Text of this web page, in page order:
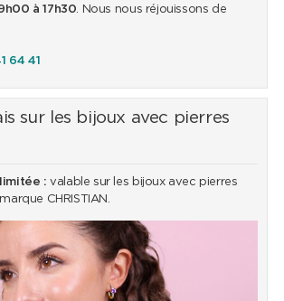
à 17h30. Nous nous réjouissons de
64 41
sur les bijoux avec pierres
: valable sur les bijoux avec pierres
CHRISTIAN.